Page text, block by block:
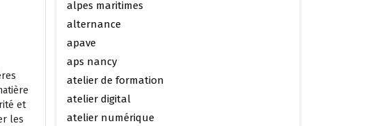
et
les
alpes maritimes
alternance
apave
aps nancy
atelier de formation
atelier digital
atelier numérique